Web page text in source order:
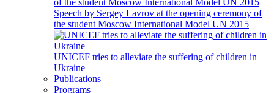
Speech by Sergey Lavrov at the opening ceremony of
the student Moscow International Model UN 2015
UNICEF tries to alleviate the suffering of children in
Ukraine
Publications
Programs